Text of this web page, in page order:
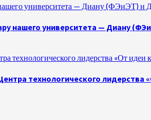
нашего университета — Диану
нашего университета — Диану
технологического лидерства «От идеи
технологического лидерства